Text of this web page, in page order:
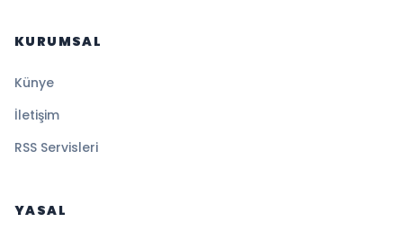
KURUMSAL
Künye
İletişim
RSS Servisleri
YASAL